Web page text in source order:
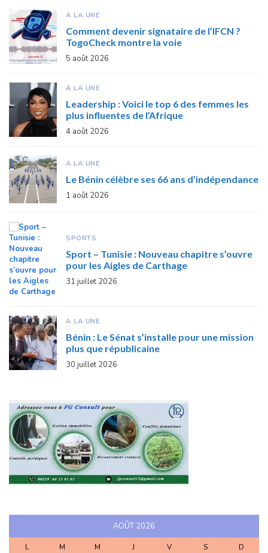
A LA UNE
Comment devenir signataire de l’IFCN ?
TogoCheck montre la voie
5 août 2026
A LA UNE
Leadership : Voici le top 6 des femmes les
plus influentes de l’Afrique
4 août 2026
A LA UNE
Le Bénin célèbre ses 66 ans d’indépendance
1 août 2026
SPORTS
Sport – Tunisie : Nouveau chapitre s’ouvre
pour les Aigles de Carthage
31 juillet 2026
A LA UNE
Bénin : Le Sénat s’installe pour une mission
plus que républicaine
30 juillet 2026
AOÛT 2026
L M M J V S D